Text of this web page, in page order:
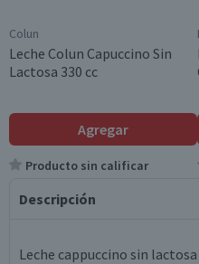
Colun
Leche Colun Capuccino Sin
Lactosa 330 cc
Agregar
Producto sin calificar
Descripción
Leche cappuccino sin